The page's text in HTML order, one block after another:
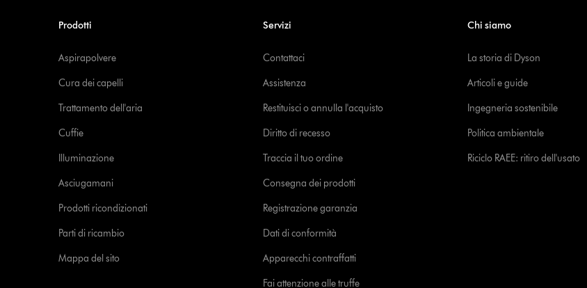
Prodotti
Aspirapolvere
Cura dei capelli
Trattamento dell'aria
Cuffie
Illuminazione
Asciugamani
Prodotti ricondizionati
Parti di ricambio
Mappa del sito
Servizi
Contattaci
Assistenza
Restituisci o annulla l'acquisto
Diritto di recesso
Traccia il tuo ordine
Consegna dei prodotti
Registrazione garanzia
Dati di conformità
Apparecchi contraffatti
Fai attenzione alle truffe
Chi siamo
La storia di Dyson
Articoli e guide
Ingegneria sostenibile
Politica ambientale
Riciclo RAEE: ritiro dell'usato